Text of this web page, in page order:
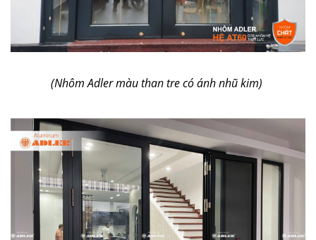
(Nhôm Adler màu than tre có ánh nhũ kim)